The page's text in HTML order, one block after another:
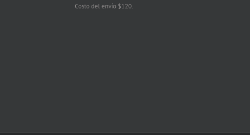
Costo del envío $120.